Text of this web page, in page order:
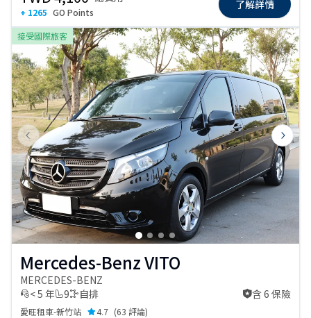
+ 1265 GO Points
了解詳情
接受國際旅客
Previous slide Next
Mercedes-Benz VITO
MERCEDES-BENZ
< 5 年
9 自排
含 6 保險 含 6 保險
愛旺租車-新竹站 4.7 (63 評論)